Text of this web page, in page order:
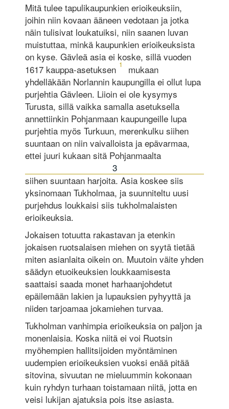
Mitä tulee tapulikaupunkien erioikeuksiin,
joihin niin kovaan ääneen vedotaan ja jotka
näin tulisivat loukatuiksi, niin saanen luvan
muistuttaa, minkä kaupunkien erioikeuksista
on kyse. Gävleä asia ei koske, sillä vuoden
1617 kauppa-asetuksen 1
mukaan
yhdelläkään Norlannin kaupungilla ei ollut lupa
purjehtia Gävleen. Liioin ei ole kysymys
Turusta, sillä vaikka samalla asetuksella
annettiinkin Pohjanmaan kaupungeille lupa
purjehtia myös Turkuun, merenkulku siihen
suuntaan on niin vaivalloista ja epävarmaa,
ettei juuri kukaan sitä Pohjanmaalta
3
siihen suuntaan harjoita. Asia koskee siis
yksinomaan Tukholmaa, ja suunniteltu uusi
purjehdus loukkaisi siis tukholmalaisten
erioikeuksia.
Jokaisen totuutta rakastavan ja etenkin
jokaisen ruotsalaisen miehen on syytä tietää
miten asianlaita oikein on. Muutoin väite yhden
säädyn etuoikeuksien loukkaamisesta
saattaisi saada monet harhaanjohdetut
epäilemään lakien ja lupauksien pyhyyttä ja
niiden tarjoamaa jokamiehen turvaa.
Tukholman vanhimpia erioikeuksia on paljon ja
monenlaisia. Koska niitä ei voi Ruotsin
myöhempien hallitsijoiden myöntäminen
uudempien erioikeuksien vuoksi enää pitää
sitovina, sivuutan ne mieluummin kokonaan
kuin ryhdyn turhaan toistamaan niitä, jotta en
veisi lukijan ajatuksia pois itse asiasta.